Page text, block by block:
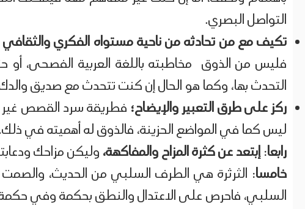
التواصل البصري.
تكيف مع من تحادثه من ناحية مستواه الفكري والثقافي
فليس من الذوق مخاطبته باللغة العربية الفصحى،
التحدث بها، وكما هو الحال إن كنت تتحدث مع صديق والدك،
ركز على طرق التعبير والإيضاح؛ فطريقة سرد القصص غير
ليس كما في المواضع الحزينة، فالذوق له أهميته في
رابعا:إبتعد عن كثرة المزاح والمفاكهة، وليكن مزاحك
خامسا: الثرثرة هي الطرف السلبي من الحديث، والصمت
السلبي، فاحرص على الاعتدال والنطق بحكمة وفي